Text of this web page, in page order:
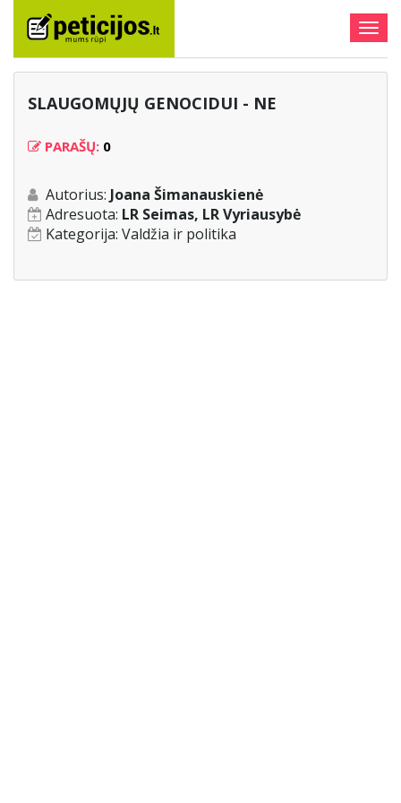
SLAUGOMŲJŲ GENOCIDUI - NE
PARAŠŲ: 0
Autorius: Joana Šimanauskienė
Adresuota: LR Seimas, LR Vyriausybė
Kategorija: Valdžia ir politika